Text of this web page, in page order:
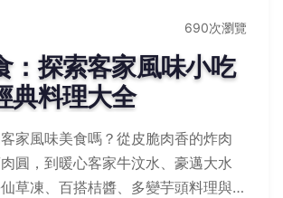
690次瀏覽
：探索客家風味小吃
典料理大全
家風味美食嗎？從皮脆肉香的炸肉
圓，到暖心客家牛汶水、豪邁大水
草凍、百搭桔醬、多變芋頭料理與鑊